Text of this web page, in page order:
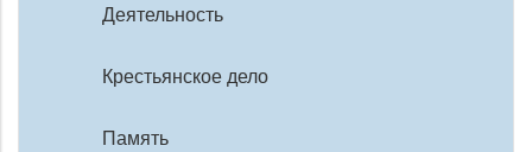
Деятельность
Крестьянское дело
Память